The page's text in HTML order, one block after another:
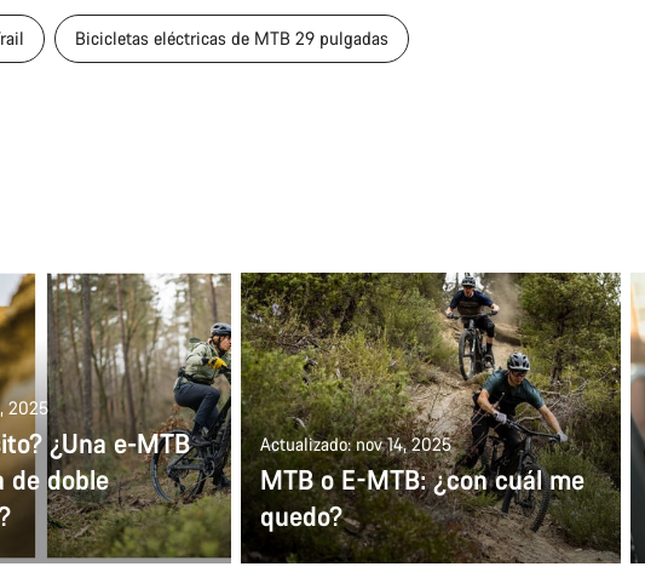
Bicicletas eléctricas de MTB 29 pulgadas
2025
¿Una e-MTB
de doble
Actualizado: nov 14, 2025
MTB o E-MTB: ¿con cuál me
quedo?